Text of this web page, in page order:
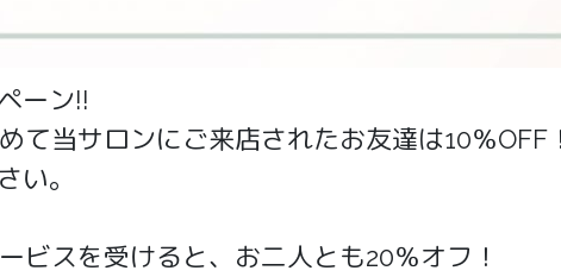
ーン!!
当サロンにご来店されたお友達は10％OFF！
い。
スを受けると、お二人とも20％オフ！